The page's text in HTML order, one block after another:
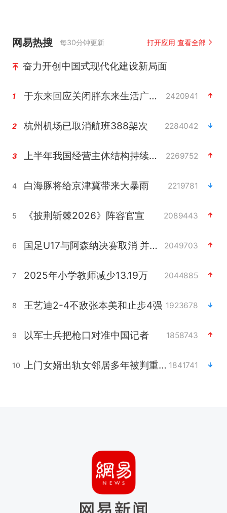
网易热搜 每30分钟更新 打开应用 查看全部
奋力开创中国式现代化建设新局面
1 于东来回应关闭胖东来生活广场店 2420941
2 杭州机场已取消航班388架次 2284042
3 上半年我国经营主体结构持续优化 2269752
4 白海豚将给京津冀带来大暴雨 2219781
5 《披荆斩棘2026》阵容官宣 2089443
6 国足U17与阿森纳决赛取消 并列冠军 2049703
7 2025年小学教师减少13.19万 2044885
8 王艺迪2-4不敌张本美和止步4强 1923678
9 以军士兵把枪口对准中国记者 1858743
10 上门女婿出轨女邻居多年被判重婚罪 1841741